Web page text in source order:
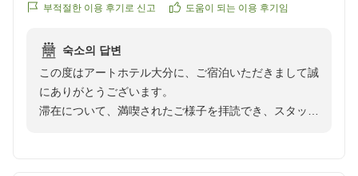
満喫いたしました!!
ありがとうございました
クチコミの詳細はこちらから
https://review.travel.rakuten.co.jp/hotel/voice/172891?
reviewId=33123478314042
부적절한 이용 후기로 신고 도움이 되는 이용 후기임
숙소의 답변
この度はアートホテル大分に、ご宿泊いただきまして誠
にありがとうございます。
滞在について、満喫されたご様子を拝読でき、スタッフ